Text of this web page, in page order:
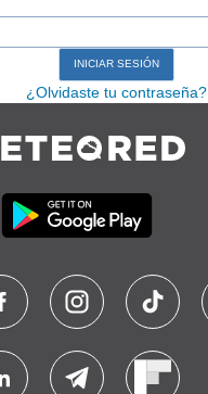
¿Olvidaste tu contraseña?